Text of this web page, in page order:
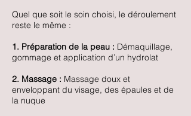
Quel que soit le soin choisi, le déroulement
reste le même :
1. Préparation de la peau : Démaquillage,
gommage et application d’un hydrolat
2. Massage : Massage doux et
enveloppant du visage, des épaules et de
la nuque